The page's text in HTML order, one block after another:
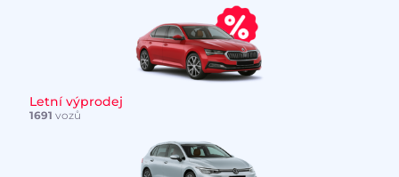
Letní výprodej
1691 vozů